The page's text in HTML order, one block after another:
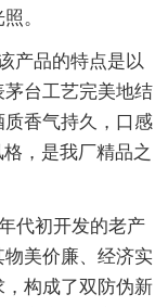
。
产品的特点是以
台工艺完美地结
香气持久，口感
，是我厂精品之
代初开发的老产
美价廉、经济实
构成了双防伪新